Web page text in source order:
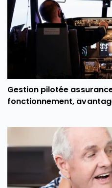
Gestion pilotée
fonctionnement,